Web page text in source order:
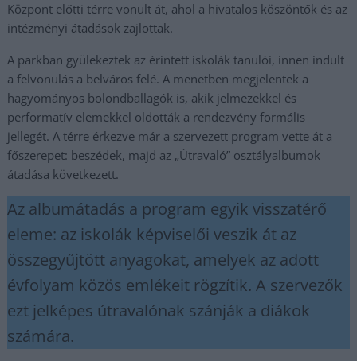
Központ előtti térre vonult át, ahol a hivatalos köszöntők és az
intézményi átadások zajlottak.
A parkban gyülekeztek az érintett iskolák tanulói, innen indult
a felvonulás a belváros felé. A menetben megjelentek a
hagyományos bolondballagók is, akik jelmezekkel és
performatív elemekkel oldották a rendezvény formális
jellegét. A térre érkezve már a szervezett program vette át a
főszerepet: beszédek, majd az „Útravaló” osztályalbumok
átadása következett.
Az albumátadás a program egyik visszatérő
eleme: az iskolák képviselői veszik át az
összegyűjtött anyagokat, amelyek az adott
évfolyam közös emlékeit rögzítik. A szervezők
ezt jelképes útravalónak szánják a diákok
számára.